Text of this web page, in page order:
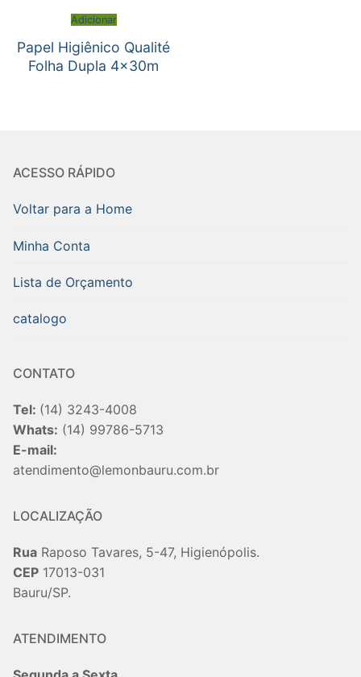
Adicionar
Papel Higiênico Qualité
Folha Dupla 4x30m
ACESSO RÁPIDO
Voltar para a Home
Minha Conta
Lista de Orçamento
catalogo
CONTATO
Tel: (14) 3243-4008
Whats: (14) 99786-5713
E-mail:
atendimento@lemonbauru.com.br
LOCALIZAÇÃO
Rua Raposo Tavares, 5-47, Higienópolis.
CEP 17013-031
Bauru/SP.
ATENDIMENTO